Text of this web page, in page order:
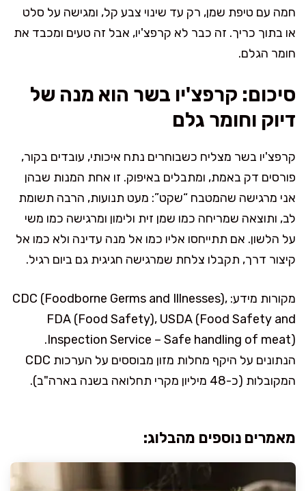
חמה עם טיפת שמן, רק עד שינוי צבע קל, ומגישה על סלט
או בתוך כריך. זה כבר לא קרפצ'יו, אבל זה טעים ומכבד את
חומר הגלם.
סיכום: קרפצ'יו בשר הוא מנה של
דיוק וחומר גלם
קרפצ'יו בשר מצליח כשבוחרים נתח איכותי, עובדים בקור,
פורסים דק באמת, ומתבלים באיפוק. זו אחת המנות שבהן
אני מרגישה שהמטבח “שקט”: מעט תנועות, הרבה תשומת
לב, ותוצאה שמריחה כמו שמן זית ולימון ומרגישה כמו משי
על הלשון. אם תתייחסו אליו כמו אל מנה עדינה ולא כמו אל
קיצור דרך, תקבלו צלחת שמרגישה חגיגית גם ביום רגיל.
מקורות מידע: CDC (Foodborne Germs and Illnesses),
FDA (Food Safety), USDA (Food Safety and
Inspection Service – Safe handling of meat).
הנתונים על היקף מחלות מזון מבוססים על הערכות CDC
המקובלות (כ-48 מיליון מקרי תחלואה בשנה בארה"ב).
מאמרים נוספים מהבלוג: